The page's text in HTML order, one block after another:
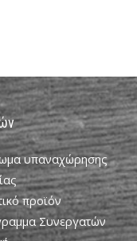
υπαναχώρησης
προϊόν
Συνεργατών